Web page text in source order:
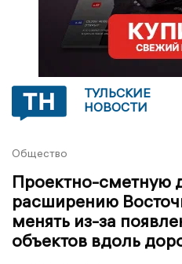
ТУЛЬСКИЕ
НОВОСТИ
Общество
Проектно-сметную
расширению
менять из-за
объектов вдоль